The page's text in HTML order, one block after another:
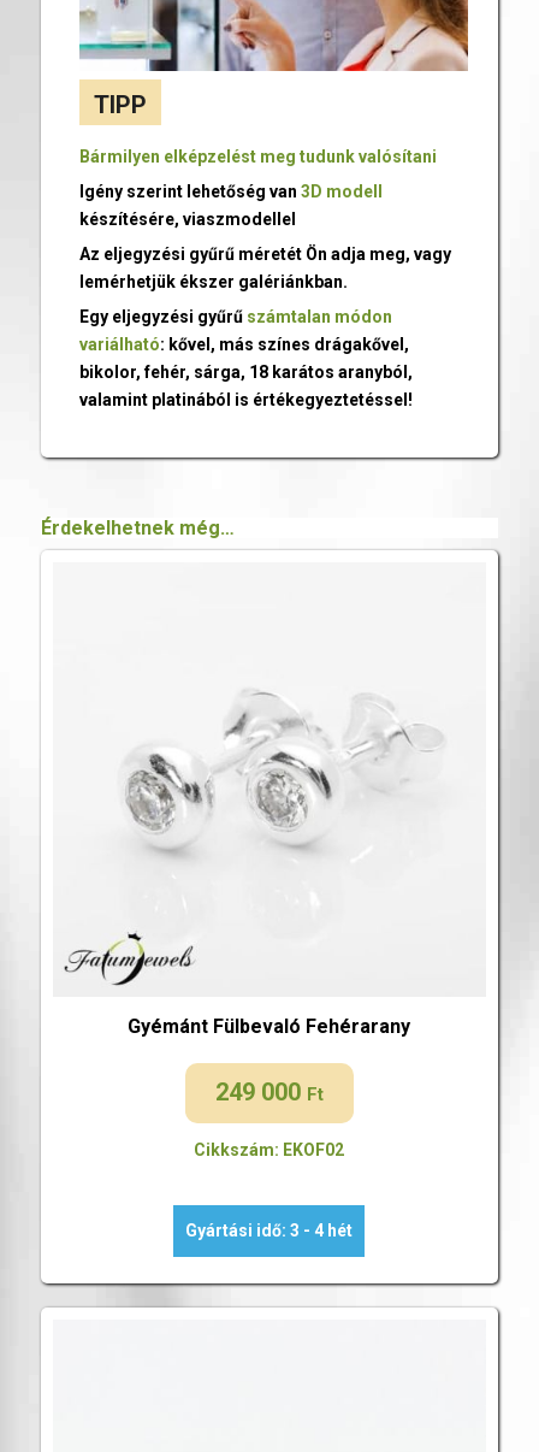
TIPP
Bármilyen elképzelést meg tudunk valósítani
Igény szerint lehetőség van 3D modell
készítésére, viaszmodellel
Az eljegyzési gyűrű méretét Ön adja meg, vagy
lemérhetjük ékszer galériánkban.
Egy eljegyzési gyűrű számtalan módon
variálható: kővel, más színes drágakővel,
bikolor, fehér, sárga, 18 karátos aranyból,
valamint platinából is értékegyeztetéssel!
Érdekelhetnek még…
Gyémánt Fülbevaló Fehérarany
249 000 Ft
Cikkszám: EKOF02
Gyártási idő: 3 - 4 hét